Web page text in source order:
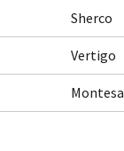
Sherco
Vertigo
Montesa